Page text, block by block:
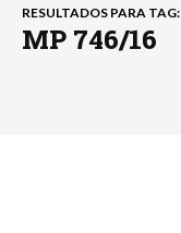
RESULTADOS PARA TAG:
MP 746/16